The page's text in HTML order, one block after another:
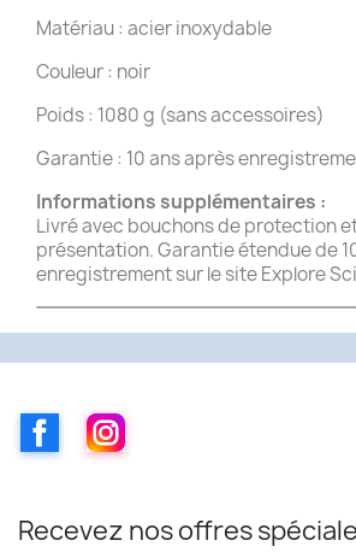
Matériau : acier inoxydable
Couleur : noir
Poids : 1080 g (sans accessoires)
Garantie : 10 ans après
Informations supplémentaires :
Livré avec bouchons de protection
présentation. Garantie étendue de
enregistrement sur le site Explore
FacebookInstagram
Recevez nos offres